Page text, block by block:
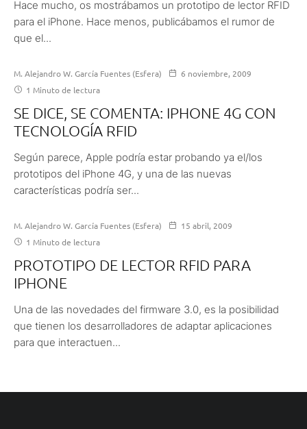
Hace mucho, os mostrábamos un prototipo de lector RFID
para el iPhone. Hace menos, publicábamos el rumor de
que el...
M. Alejandro W. García Fuentes (Esfera)
6 noviembre, 2009
1 Minuto de lectura
SE DICE, SE COMENTA: IPHONE 4G CON
TECNOLOGÍA RFID
Según parece, Apple podría estar probando ya el/los
prototipos del iPhone 4G, y una de las nuevas
características podría ser...
M. Alejandro W. García Fuentes (Esfera)
15 abril, 2009
1 Minuto de lectura
PROTOTIPO DE LECTOR RFID PARA
IPHONE
Una de las novedades del firmware 3.0, es la posibilidad
que tienen los desarrolladores de adaptar aplicaciones
para que interactuen...